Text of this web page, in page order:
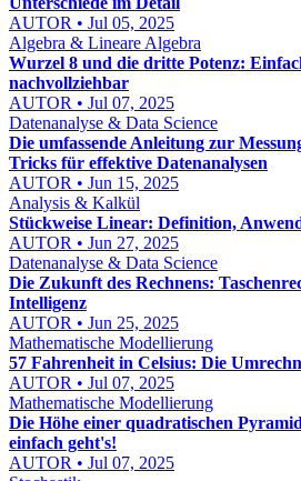
AUTOR • Jul 05, 2025
Algebra & Lineare Algebra
Wurzel 8 und die dritte Potenz:
nachvollziehbar
AUTOR • Jul 07, 2025
Datenanalyse & Data Science
Die umfassende Anleitung zur
Tricks für effektive Datenanalysen
AUTOR • Jun 15, 2025
Analysis & Kalkül
Stückweise Linear: Definition,
AUTOR • Jun 27, 2025
Datenanalyse & Data Science
Die Zukunft des Rechnens:
Intelligenz
AUTOR • Jun 25, 2025
Mathematische Modellierung
57 Fahrenheit in Celsius: Die
AUTOR • Jul 07, 2025
Mathematische Modellierung
Die Höhe einer quadratischen
einfach geht's!
AUTOR • Jul 07, 2025